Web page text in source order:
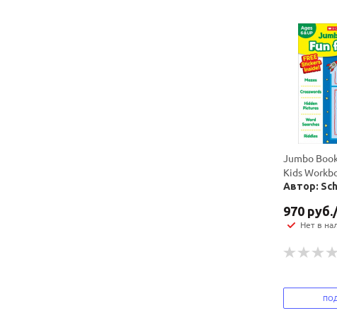
Jumbo
Kids
Автор:
970 руб.
Нет в